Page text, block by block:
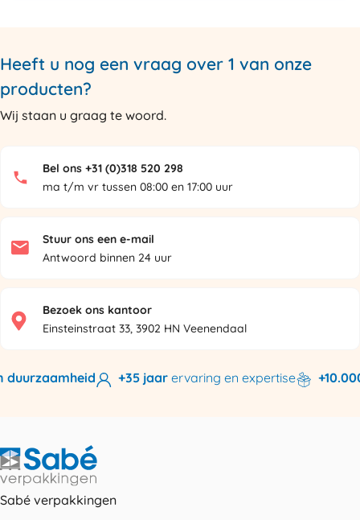
Heeft u nog een vraag over 1 van onze
producten?
Wij staan u graag te woord.
Bel ons +31 (0)318 520 298
ma t/m vr tussen 08:00 en 17:00 uur
Stuur ons een e-mail
Antwoord binnen 24 uur
Bezoek ons kantoor
Einsteinstraat 33, 3902 HN Veenendaal
+35 jaarervaring en expertise +10.000
Sabé verpakkingen